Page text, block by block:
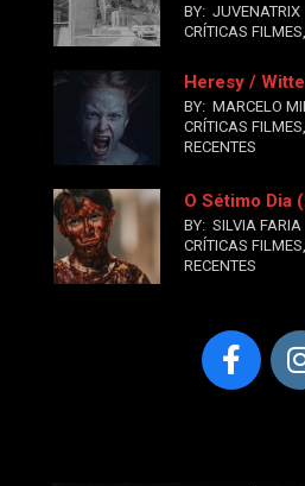
BY: JUVENATRIX
CRÍTICAS FILMES,
Heresy /
BY: MARCELO
CRÍTICAS FILMES,
RECENTES
O Sétimo Dia
BY: SILVIA FARIA
CRÍTICAS FILMES,
RECENTES